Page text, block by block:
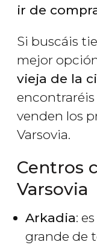
ir de
Si buscáis
mejor
vieja de la
venden los
Varsovia.
Centros
Varsovia
Arkadia:
grande de